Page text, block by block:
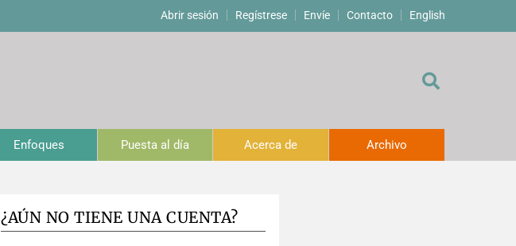
Abrir sesión Regístrese Envíe Contacto English
Enfoques Puesta al día Acerca de Archivo
¿AÚN NO TIENE UNA CUENTA?